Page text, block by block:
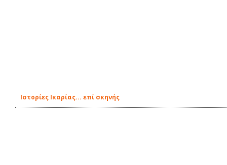
Ιστορίες Ικαρίας... επί σκηνής